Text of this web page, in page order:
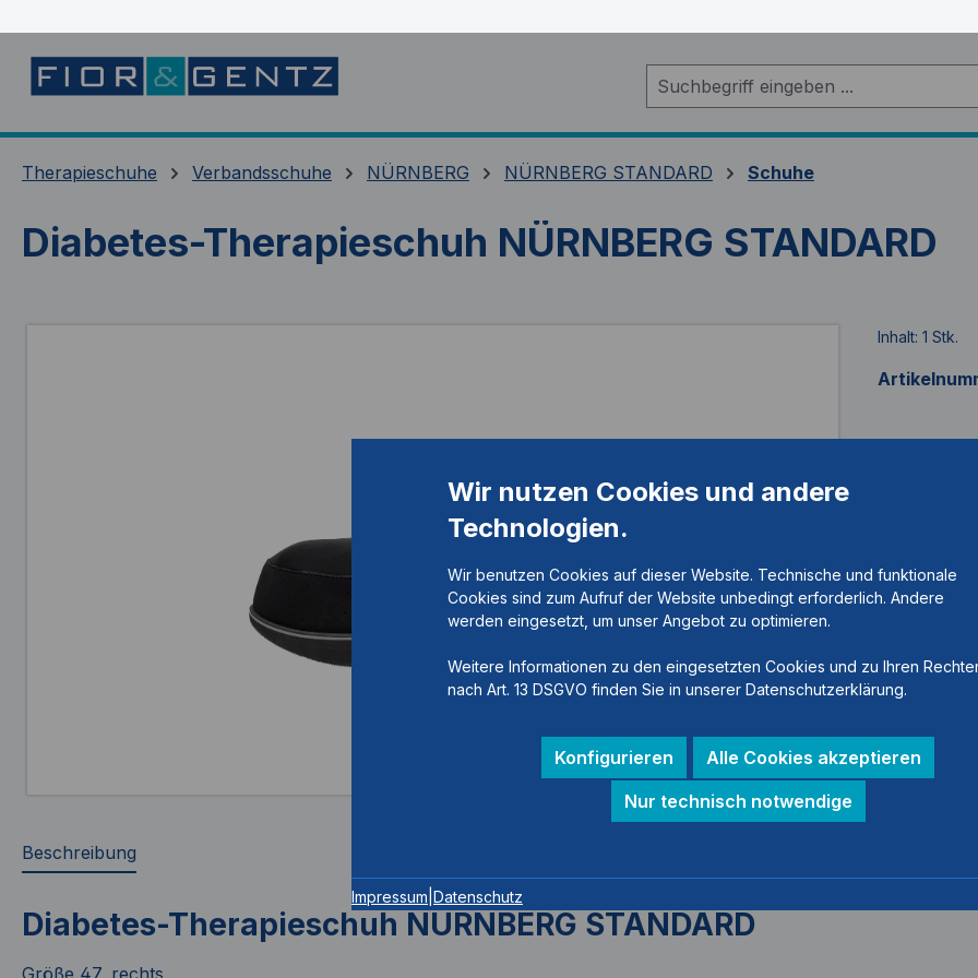
Therapieschuhe Verbandsschuhe NÜRNBERG NÜRNBERG STANDARD Schuhe
Diabetes-Therapieschuh NÜRNBERG STANDARD
Inhalt: 1 Stk.
Beschreibung
Diabetes-Therapieschuh NÜRNBERG STANDARD
Größe 47, rechts
Wir nutzen Cookies und andere
Technologien.
Wir benutzen Cookies auf dieser Website. Technische und funktionale
Cookies sind zum Aufruf der Website unbedingt erforderlich. Andere
werden eingesetzt, um unser Angebot zu optimieren.
Weitere Informationen zu den eingesetzten Cookies und zu Ihren
nach Art. 13 DSGVO finden Sie in unserer Datenschutzerklärung.
Konfigurieren
Alle Cookies akzeptieren
Nur technisch notwendige
Impressum Datenschutz